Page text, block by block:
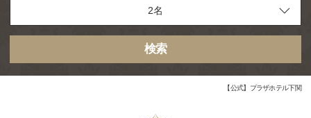
検索
【公式】プラザホテル下関